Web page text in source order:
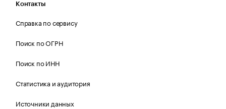
Контакты
Справка по сервису
Поиск по ОГРН
Поиск по ИНН
Статистика и аудитория
Источники данных